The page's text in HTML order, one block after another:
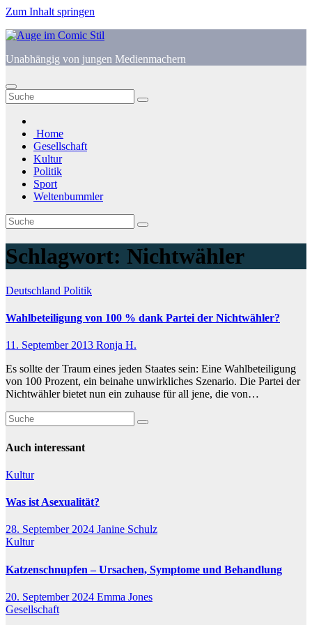
Zum Inhalt springen
Unabhängig von jungen Medienmachern
Home
Gesellschaft
Kultur
Politik
Sport
Weltenbummler
Schlagwort: Nichtwähler
Deutschland Politik
Wahlbeteiligung von 100 % dank Partei der Nichtwähler?
11. September 2013 Ronja H.
Es sollte der Traum eines jeden Staates sein: Eine Wahlbeteiligung
von 100 Prozent, ein beinahe unwirkliches Szenario. Die Partei der
Nichtwähler bietet nun ein zuhause für all jene, die von…
Auch interessant
Kultur
Was ist Asexualität?
28. September 2024 Janine Schulz
Kultur
Katzenschnupfen – Ursachen, Symptome und Behandlung
20. September 2024 Emma Jones
Gesellschaft